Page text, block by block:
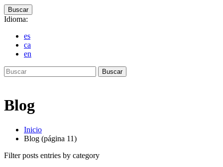
Buscar
Idioma:
es
ca
en
Buscar
Blog
Inicio
Blog (página 11)
Filter posts entries by category